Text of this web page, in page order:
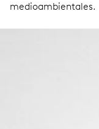
medioambientales.